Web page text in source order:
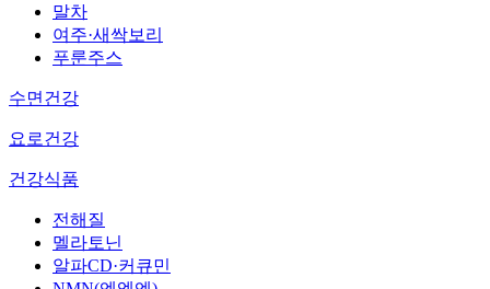
말차
여주·새싹보리
푸룬주스
수면건강
요로건강
건강식품
전해질
멜라토닌
알파CD·커큐민